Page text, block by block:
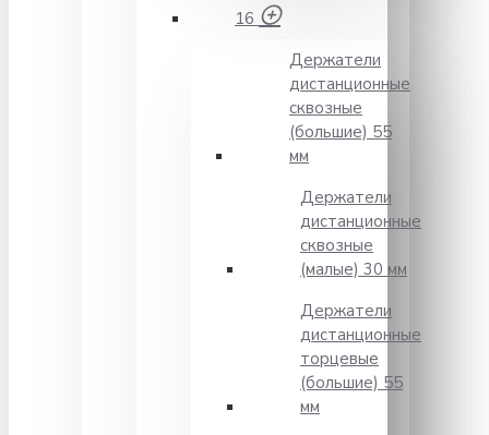
16
Держатели
дистанционные
сквозные
(большие) 55
мм
Держатели
дистанционные
сквозные
(малые) 30 мм
Держатели
дистанционные
торцевые
(большие) 55
мм